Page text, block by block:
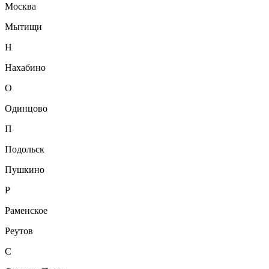
Москва
Мытищи
Н
Нахабино
О
Одинцово
П
Подольск
Пушкино
Р
Раменское
Реутов
С